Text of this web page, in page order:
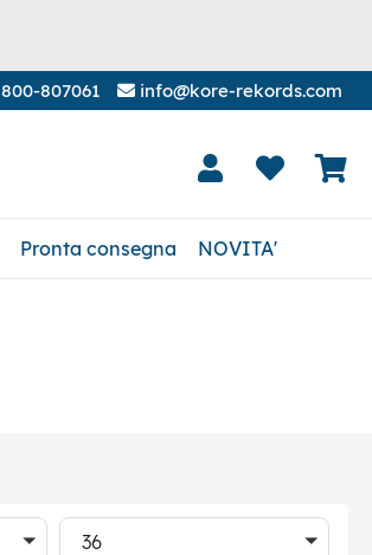
800-807061 info@kore-rekords.com
Pronta consegna NOVITA'
36